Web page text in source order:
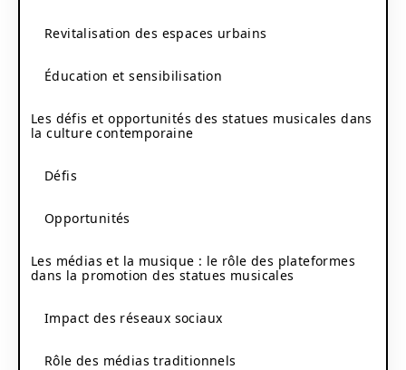
Revitalisation des espaces urbains
Éducation et sensibilisation
Les défis et opportunités des statues musicales dans
la culture contemporaine
Défis
Opportunités
Les médias et la musique : le rôle des plateformes
dans la promotion des statues musicales
Impact des réseaux sociaux
Rôle des médias traditionnels